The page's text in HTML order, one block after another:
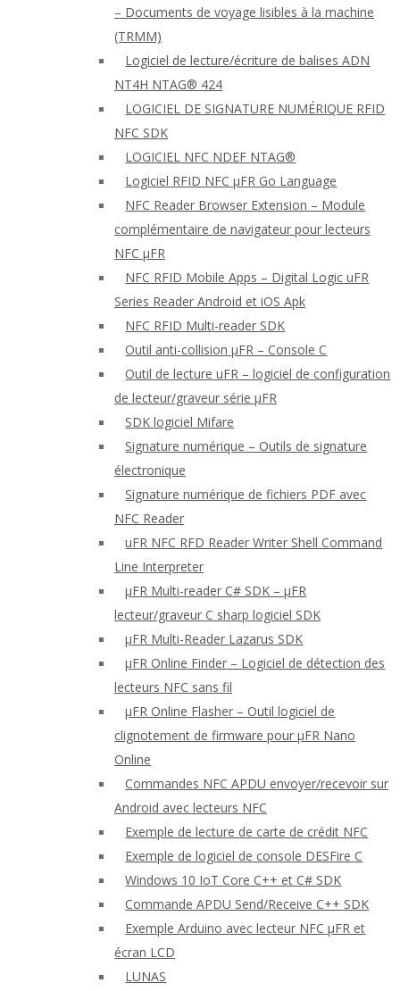
– Documents de voyage lisibles à la machine
(TRMM)
Logiciel de lecture/écriture de balises ADN
NT4H NTAG® 424
LOGICIEL DE SIGNATURE NUMÉRIQUE RFID
NFC SDK
LOGICIEL NFC NDEF NTAG®
Logiciel RFID NFC μFR Go Language
NFC Reader Browser Extension – Module
complémentaire de navigateur pour lecteurs
NFC μFR
NFC RFID Mobile Apps – Digital Logic uFR
Series Reader Android et iOS Apk
NFC RFID Multi-reader SDK
Outil anti-collision μFR – Console C
Outil de lecture uFR – logiciel de configuration
de lecteur/graveur série μFR
SDK logiciel Mifare
Signature numérique – Outils de signature
électronique
Signature numérique de fichiers PDF avec
NFC Reader
uFR NFC RFD Reader Writer Shell Command
Line Interpreter
μFR Multi-reader C# SDK – μFR
lecteur/graveur C sharp logiciel SDK
μFR Multi-Reader Lazarus SDK
μFR Online Finder – Logiciel de détection des
lecteurs NFC sans fil
μFR Online Flasher – Outil logiciel de
clignotement de firmware pour μFR Nano
Online
Commandes NFC APDU envoyer/recevoir sur
Android avec lecteurs NFC
Exemple de lecture de carte de crédit NFC
Exemple de logiciel de console DESFire C
Windows 10 IoT Core C++ et C# SDK
Commande APDU Send/Receive C++ SDK
Exemple Arduino avec lecteur NFC μFR et
écran LCD
LUNAS